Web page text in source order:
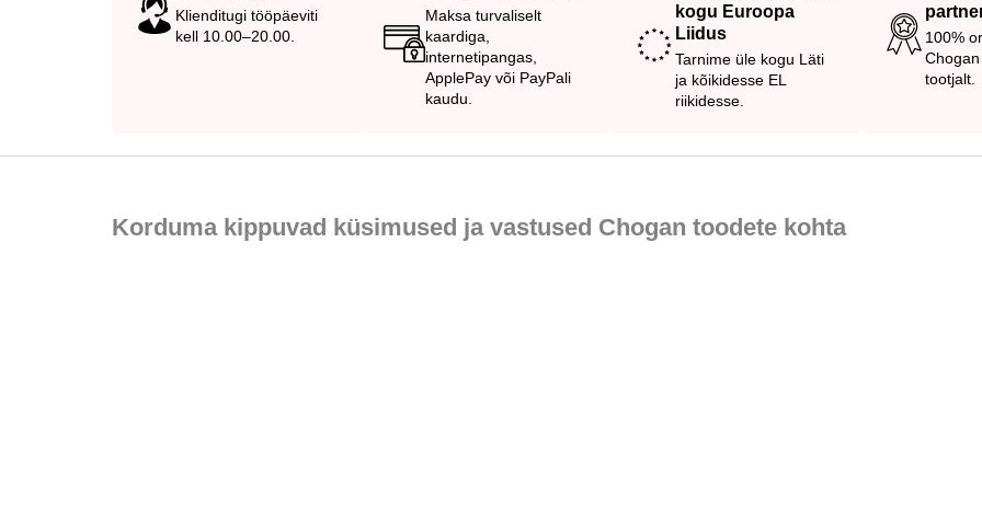
Klienditugi tööpäeviti
kell 10.00–20.00.
Maksa turvaliselt
kaardiga,
internetipangas,
ApplePay või PayPali
kaudu.
kogu Euroopa
Liidus
Tarnime üle kogu Läti
ja kõikidesse EL
riikidesse.
100%
tootjalt.
Korduma kippuvad küsimused ja vastused Chogan toodete kohta